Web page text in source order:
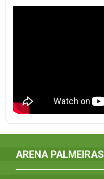
ARENA PALMEIRAS